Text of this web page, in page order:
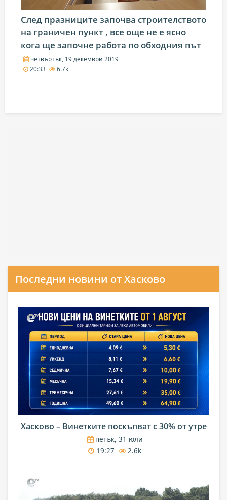
След празниците започва строителството
на граничен пункт , все още не е ясно
кога ще започне работа по обходния път
четвъртък, 19 декември 2019
20:33
6.7k
Последни новини от Хасково
Хасково – Винетките поскъпват с 30% от утре
петък, 31 юли
19:27
2.6k